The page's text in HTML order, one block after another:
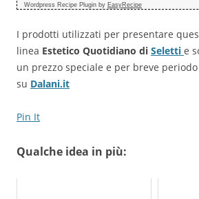
Wordpress Recipe Plugin by EasyRecipe
I prodotti utilizzati per presentare
linea Estetico Quotidiano di Seletti e
un prezzo speciale e per breve
su Dalani.it
Pin It
Qualche idea in più: